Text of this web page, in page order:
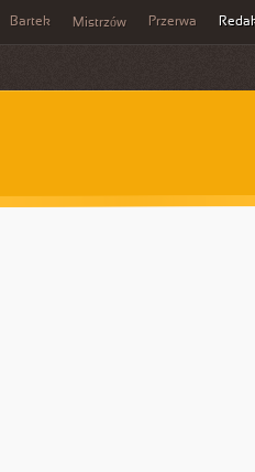
Bartek Mistrzów Przerwa